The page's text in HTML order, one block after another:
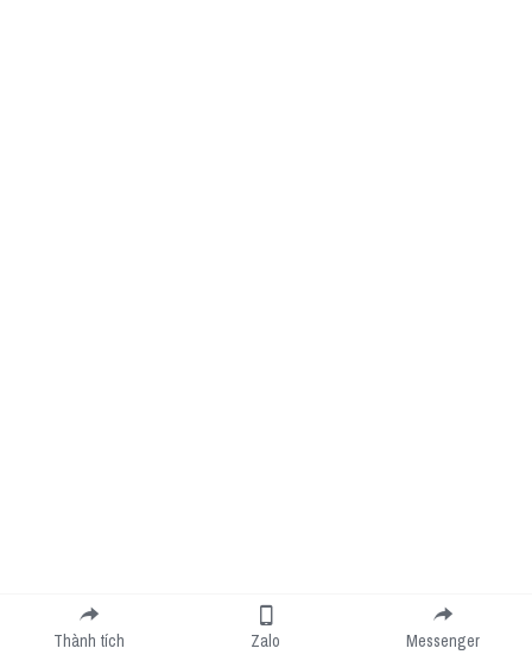
Thành tích Zalo Messenger